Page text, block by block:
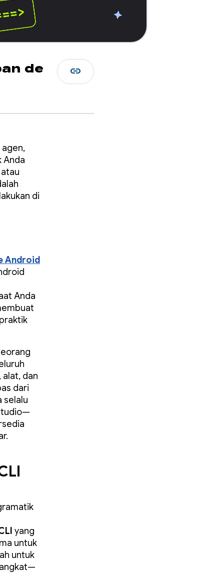
de link
Anda
di
Android
Anda
dan
dari
selalu
yang
untuk
untuk